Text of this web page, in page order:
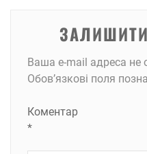
Ваша e-mail адреса
Обов’язкові поля
Коментар
*